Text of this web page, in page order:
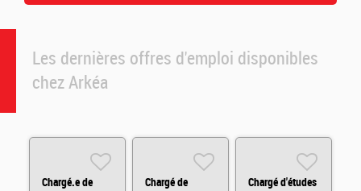
Les dernières offres d'emploi disponibles
chez Arkéa
Chargé.e de
Chargé de
Chargé d'études